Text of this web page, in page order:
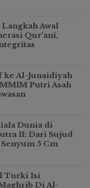
Awal
Qur’ani,
ke Al-Junaidiyah
Putri Asah
Dunia di
II: Dari Sujud
5 Cm
Turki Isi
Di Al-